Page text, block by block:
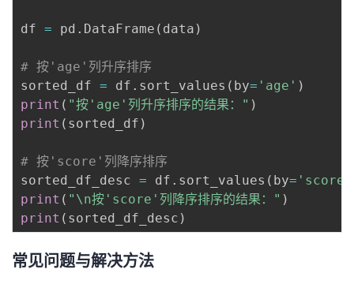
的
课
程
我
的
认
我
的
验
我
收
藏
技
术
支
的
云
声
议
df = pd . DataFrame ( data )
# 按'age'列升序排序
sorted_df = df . sort_values ( by= 'age' )
print ( "按'age'列升序排序的结果：" )
print ( sorted_df )
# 按'score'列降序排序
sorted_df_desc = df . sort_values ( by= 'score'
print ( "\n按'score'列降序排序的结果：" )
print ( sorted_df_desc )
常见问题与解决方法